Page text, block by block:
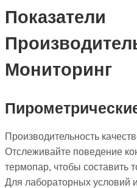
Показатели
Мониторинг
Производительность
Отслеживайте поведение
термопар, чтобы составить
Для лабораторных условий